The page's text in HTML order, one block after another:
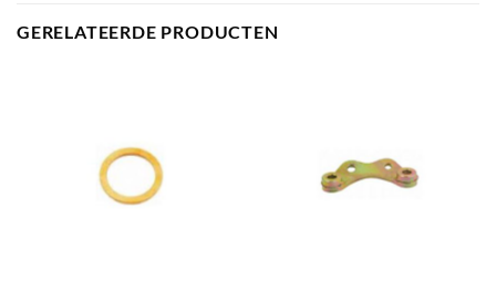
GERELATEERDE PRODUCTEN